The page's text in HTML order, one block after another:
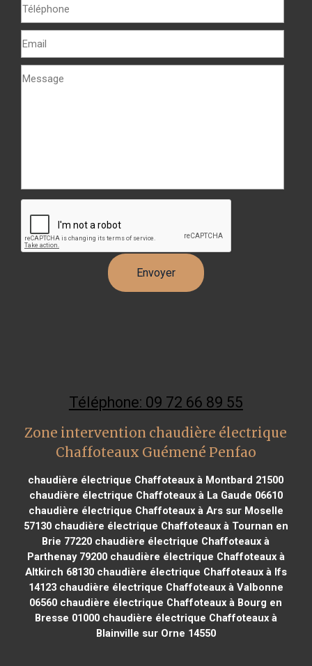
Téléphone: 09 72 66 89 55
Zone intervention chaudière électrique
Chaffoteaux Guémené Penfao
chaudière électrique Chaffoteaux à Montbard 21500
chaudière électrique Chaffoteaux à La Gaude 06610
chaudière électrique Chaffoteaux à Ars sur Moselle
57130chaudière électrique Chaffoteaux à Tournan en
Brie 77220 chaudière électrique Chaffoteaux à
Parthenay 79200chaudière électrique Chaffoteaux à
Altkirch 68130chaudière électrique Chaffoteaux à Ifs
14123chaudière électrique Chaffoteaux à Valbonne
06560 chaudière électrique Chaffoteaux à Bourg en
Bresse 01000chaudière électrique Chaffoteaux à
Blainville sur Orne 14550